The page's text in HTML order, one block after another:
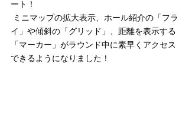
ート！
イ」や傾斜の「グリッド」、距離を表示する
「マーカー」がラウンド中に素早くアクセス
できるようになりました！